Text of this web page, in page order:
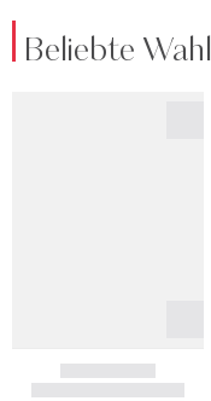
Beliebte Wahl